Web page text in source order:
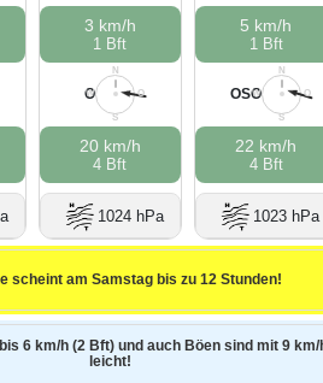
3 km/h
1 Bft
N
O
S
W
O
20 km/h
4 Bft
1024 hPa
5 km/h
1 Bft
N
O
S
W
OSO
22 km/h
4 Bft
1023 hPa
scheint am Samstag bis zu 12 Stunden!
6 km/h (2 Bft) und auch Böen sind mit 9
leicht!